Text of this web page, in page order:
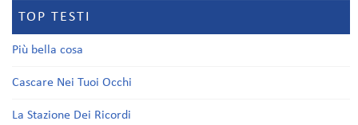
TOP TESTI
Più bella cosa
Cascare Nei Tuoi Occhi
La Stazione Dei Ricordi